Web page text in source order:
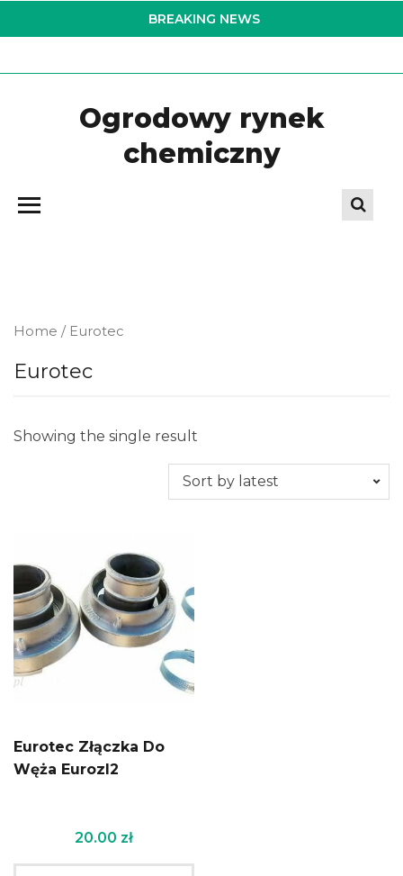
to
BREAKING NEWS
Ogrodowy rynek
chemiczny
Home / Eurotec
Eurotec
Showing the single result
Eurotec Złączka Do
Węża Eurozl2
20.00 zł